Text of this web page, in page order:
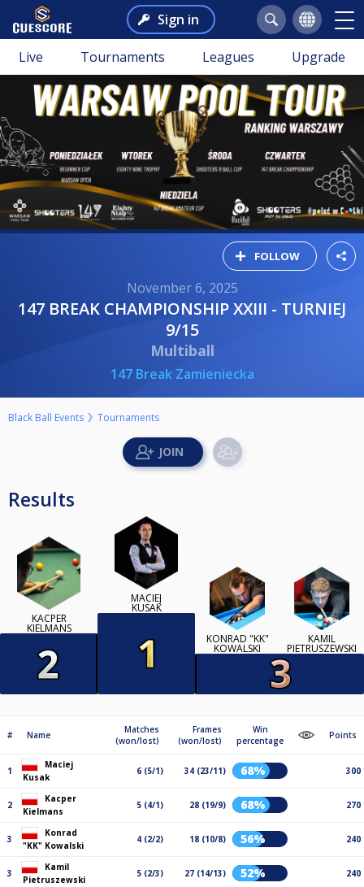
Sign in
Live Tournaments Leagues Upgrade
FOLLOW
November 6, 2025
147 BREAK CHAMPIONSHIP XXIII - TURNIEJ
9/15
Multiball
147 Break Zamieniecka
Black Ball Events Tournaments
Results
KACPER
KIELMANS
MACIEJ
KUSAK
KONRAD "KK"
KOWALSKI
KAMIL
PIETRUSZEWSKI
# Name
Matches
(won/lost)
Frames
(won/lost)
Win
percentage
Points
1
Maciej
Kusak
6 (5/1) 34 (23/11) 68% 300
2
Kacper
Kielmans
5 (4/1) 28 (19/9) 68% 270
3
Konrad
"KK" Kowalski
4 (2/2) 18 (10/8) 56% 240
3
Kamil
Pietruszewski
5 (2/3) 27 (14/13) 52% 240